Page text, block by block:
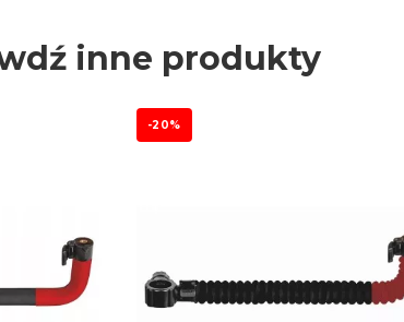
inne produkty
-20%